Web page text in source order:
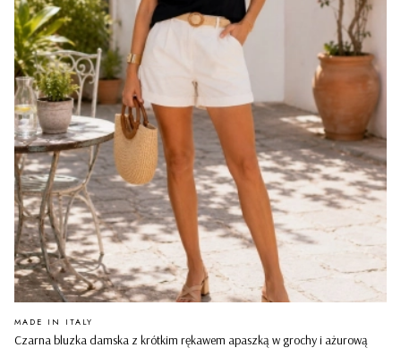
Czarna bluzka damska z krótkim rękawem apaszką w grochy i ażurową
PRODUCENT
MADE IN ITALY